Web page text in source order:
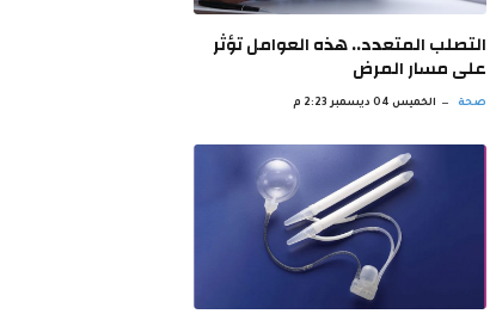
‫التصلب المتعدد.. هذه العوامل تؤثر
على مسار المرض
صحة الخميس 04 ديسمبر 2:23 م